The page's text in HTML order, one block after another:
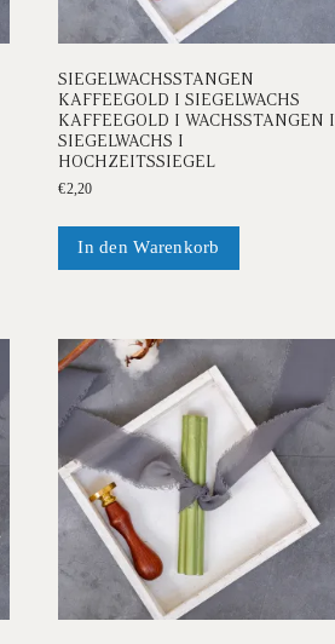
SIEGELWACHSSTANGEN
KAFFEEGOLD I SIEGELWACHS
KAFFEEGOLD I WACHSSTANGEN I
SIEGELWACHS I
HOCHZEITSSIEGEL
€2,20
In den Warenkorb